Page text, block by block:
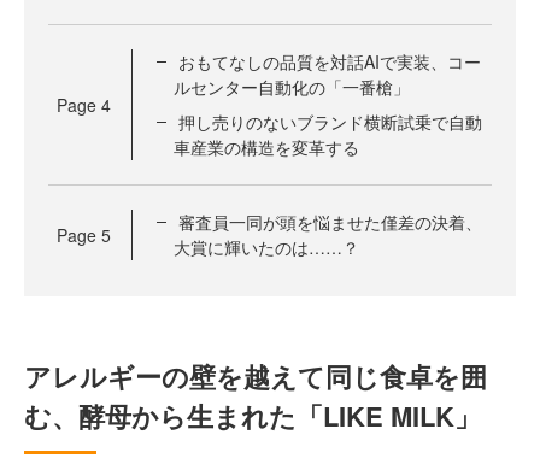
Page 4
おもてなしの品質を対話AIで実装、コー
ルセンター自動化の「一番槍」
押し売りのないブランド横断試乗で自動
車産業の構造を変革する
Page 5
審査員一同が頭を悩ませた僅差の決着、
大賞に輝いたのは……？
アレルギーの壁を越えて同じ食卓を囲
む、酵母から生まれた「LIKE MILK」